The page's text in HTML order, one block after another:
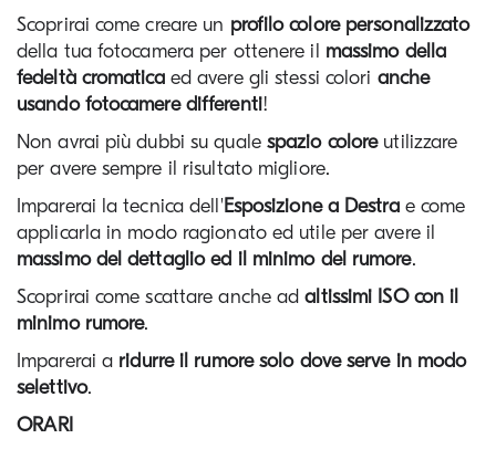
Scoprirai come creare un
profilo colore personalizzato
della tua fotocamera per ottenere il massimo della
fedeltà cromatica ed avere gli stessi colori anche
usando fotocamere differenti!
Non avrai più dubbi su quale spazio colore utilizzare
per avere sempre il risultato migliore.
Imparerai la tecnica dell'Esposizione a Destra e come
applicarla in modo ragionato ed
massimo del dettaglio ed il minimo del rumore.
Scoprirai come scattare anche ad altissimi ISO con il
minimo rumore.
Imparerai a ridurre il rumore solo dove serve in modo
selettivo.
ORARI